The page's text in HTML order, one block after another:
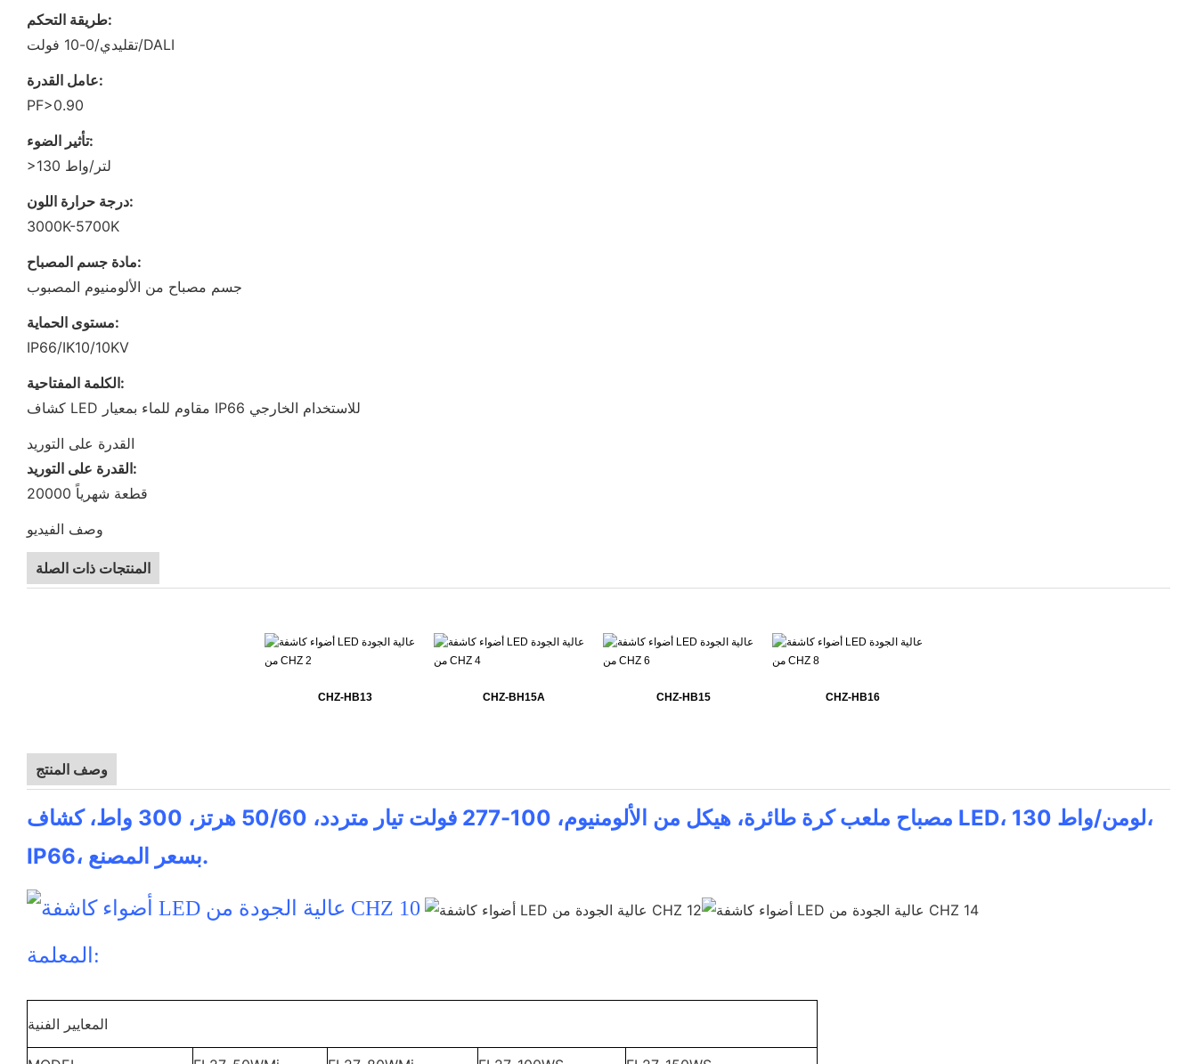
طريقة التحكم:
تقليدي/0-10 فولت/DALI
عامل القدرة:
PF>0.90
تأثير الضوء:
>130 لتر/واط
درجة حرارة اللون:
3000K-5700K
مادة جسم المصباح:
جسم مصباح من الألومنيوم المصبوب
مستوى الحماية:
IP66/IK10/10KV
الكلمة المفتاحية:
كشاف LED مقاوم للماء بمعيار IP66 للاستخدام الخارجي
القدرة على التوريد
القدرة على التوريد:
20000 قطعة شهرياً
وصف الفيديو
المنتجات ذات الصلة
CHZ-HB13 CHZ-BH15A CHZ-HB15 CHZ-HB16
وصف المنتج
مصباح ملعب كرة طائرة، هيكل من الألومنيوم، 100-277 فولت تيار متردد، 50/60 هرتز، 300 واط، كشاف LED، 130 لومن/واط،
IP66، بسعر المصنع.
المعلمة:
المعايير الفنية